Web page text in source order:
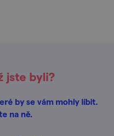
jste byli?
by se vám mohly líbit.
na ně.